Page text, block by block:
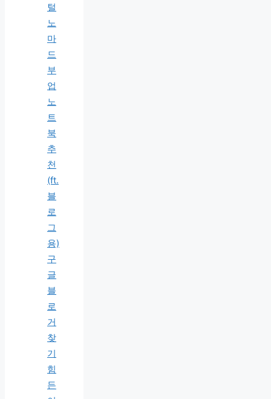
털
노
마
드
부
업
노
트
북
추
천
(ft.
블
로
그
용)
구
글
블
로
거
찾
기
힘
든